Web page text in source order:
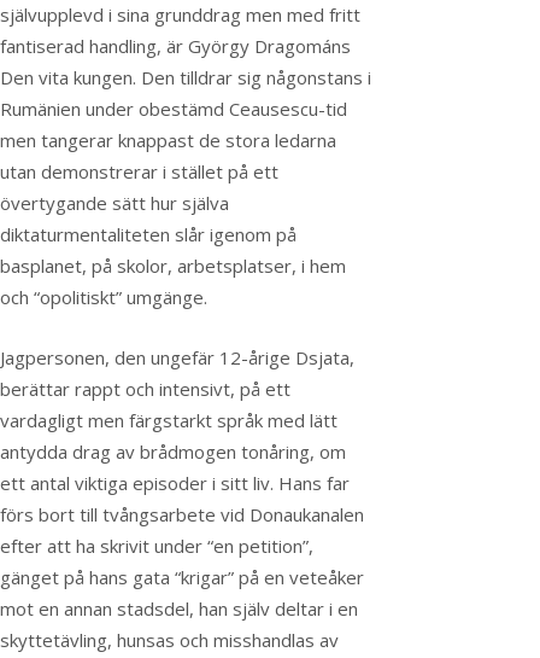
självupplevd i sina grunddrag men med fritt
fantiserad handling, är György Dragománs
Den vita kungen. Den tilldrar sig någonstans i
Rumänien under obestämd Ceausescu-tid
men tangerar knappast de stora ledarna
utan demonstrerar i stället på ett
övertygande sätt hur själva
diktaturmentaliteten slår igenom på
basplanet, på skolor, arbetsplatser, i hem
och “opolitiskt” umgänge.
Jagpersonen, den ungefär 12-årige Dsjata,
berättar rappt och intensivt, på ett
vardagligt men färgstarkt språk med lätt
antydda drag av brådmogen tonåring, om
ett antal viktiga episoder i sitt liv. Hans far
förs bort till tvångsarbete vid Donaukanalen
efter att ha skrivit under “en petition”,
gänget på hans gata “krigar” på en veteåker
mot en annan stadsdel, han själv deltar i en
skyttetävling, hunsas och misshandlas av